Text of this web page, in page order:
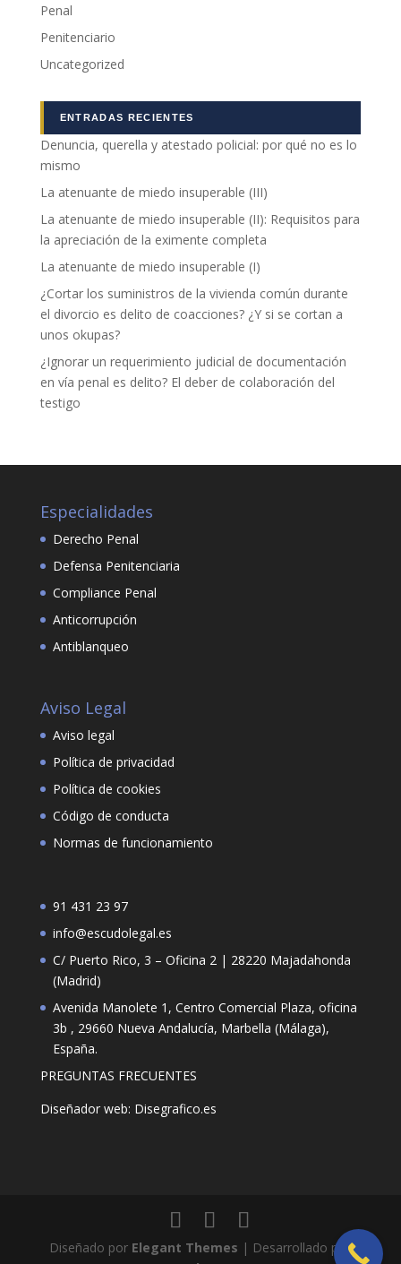
Penal
Penitenciario
Uncategorized
ENTRADAS RECIENTES
Denuncia, querella y atestado policial: por qué no es lo
mismo
La atenuante de miedo insuperable (III)
La atenuante de miedo insuperable (II): Requisitos para
la apreciación de la eximente completa
La atenuante de miedo insuperable (I)
¿Cortar los suministros de la vivienda común durante
el divorcio es delito de coacciones? ¿Y si se cortan a
unos okupas?
¿Ignorar un requerimiento judicial de documentación
en vía penal es delito? El deber de colaboración del
testigo
Especialidades
Derecho Penal
Defensa Penitenciaria
Compliance Penal
Anticorrupción
Antiblanqueo
Aviso Legal
Aviso legal
Política de privacidad
Política de cookies
Código de conducta
Normas de funcionamiento
91 431 23 97
info@escudolegal.es
C/ Puerto Rico, 3 – Oficina 2 | 28220 Majadahonda
(Madrid)
Avenida Manolete 1, Centro Comercial Plaza, oficina
3b , 29660 Nueva Andalucía, Marbella (Málaga),
España.
PREGUNTAS FRECUENTES
Diseñador web: Disegrafico.es
Diseñado por Elegant Themes | Desarrollado por